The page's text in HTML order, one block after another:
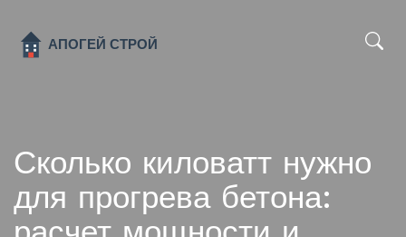
Сколько киловатт нужно
для прогрева бетона: